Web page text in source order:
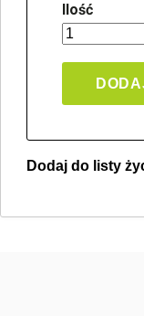
Ilość
Jeden produkt
Dodaj do listy